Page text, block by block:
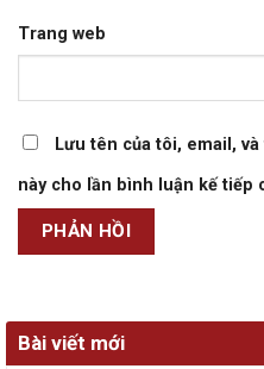
Trang web
Lưu tên của tôi, email,
này cho lần bình luận kế tiếp
Bài viết mới